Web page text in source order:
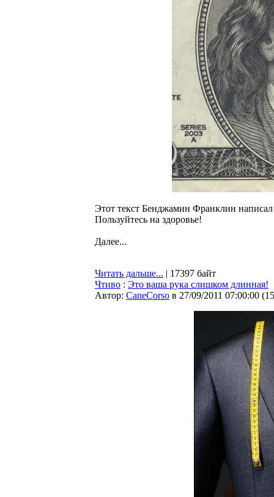
Этот текст Бенджамин Франклин написал
Пользуйтесь на здоровье!
Далее...
Читать дальше... | 17397 байт
Чтиво : Это ваша рука слишком длинная!
Автор: CaneCorso в 27/09/2011 07:00:00 (